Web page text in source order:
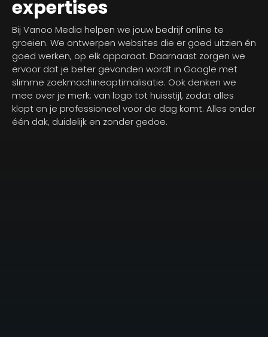
expertises
Bij Vanoo Media helpen we jouw bedrijf online te
groeien. We ontwerpen websites die er goed uitzien én
goed werken, op elk apparaat. Daarnaast zorgen we
ervoor dat je beter gevonden wordt in Google met
slimme zoekmachineoptimalisatie. Ook denken we
mee over je merk: van logo tot huisstijl, zodat alles
klopt en je professioneel voor de dag komt. Alles onder
één dak, duidelijk en zonder gedoe.